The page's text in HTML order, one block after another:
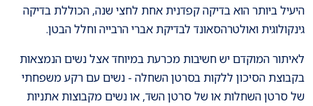
היעיל ביותר הוא בדיקה קפדנית אחת לחצי שנה, הכוללת בדיקה
גינקולוגית ואולטרהסאונד לבדיקת אברי הרבייה וחלל הבטן.
לאיתור המוקדם יש חשיבות מכרעת במיוחד אצל נשים הנמצאות
בקבוצת הסיכון ללקות בסרטן השחלה - נשים עם רקע משפחתי
של סרטן השחלות או של סרטן השד, או נשים מקבוצות אתניות